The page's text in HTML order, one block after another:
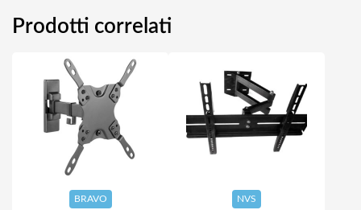
Prodotti correlati
BRAVO NVS